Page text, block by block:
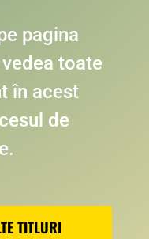
pagina
toate
în acest
de
TITLURI